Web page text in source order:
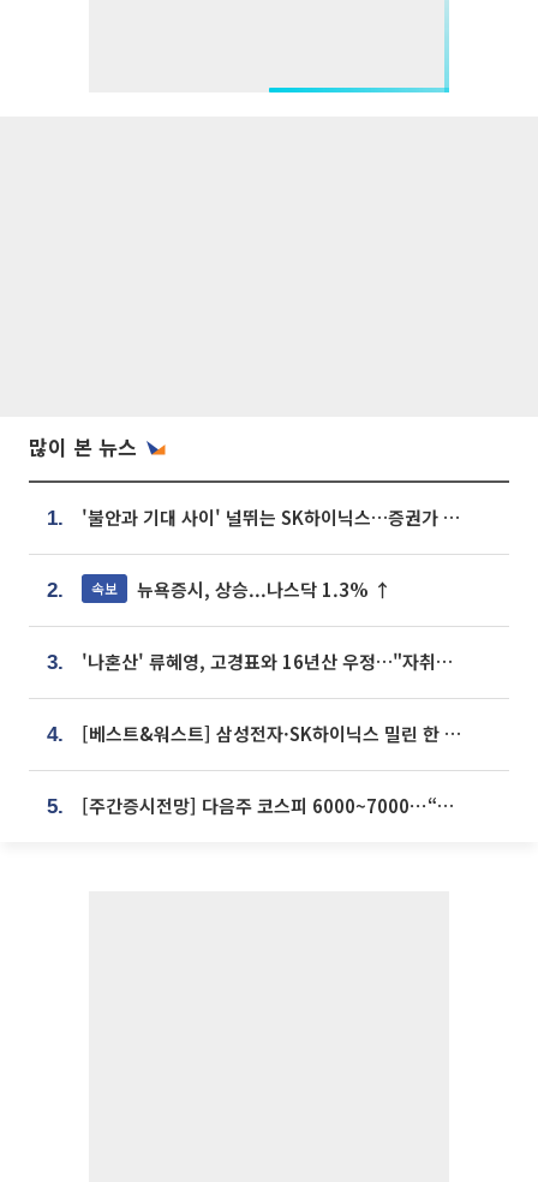
많이 본 뉴스
1. '불안과 기대 사이' 널뛰는 SK하이닉스…증권가 "HBM4·LTA 기반 펀터멘털 견고"
2. 속보 뉴욕증시, 상승...나스닥 1.3% ↑
3. '나혼산' 류혜영, 고경표와 16년산 우정…"자취방서 부모님과 마주쳐"
4. [베스트&워스트] 삼성전자·SK하이닉스 밀린 한 주…상상인증권은 85% 급등
5. [주간증시전망] 다음주 코스피 6000~7000⋯“外人 수급은 정책이 변수”